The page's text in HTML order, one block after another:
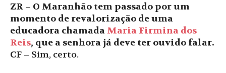
ZR – O Maranhão tem passado por um
momento de revalorização de uma
educadora chamada Maria Firmina dos
Reis, que a senhora já deve ter ouvido falar.
CF – Sim, certo.